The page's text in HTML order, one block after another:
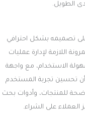
الطويل.
تصميمه بشكل احترافي
اللازمة لإدارة عمليات
الاستخدام، مع واجهة
تحسين تجربة المستخدم
للمنتجات، وأدوات بحث
على الشراء.